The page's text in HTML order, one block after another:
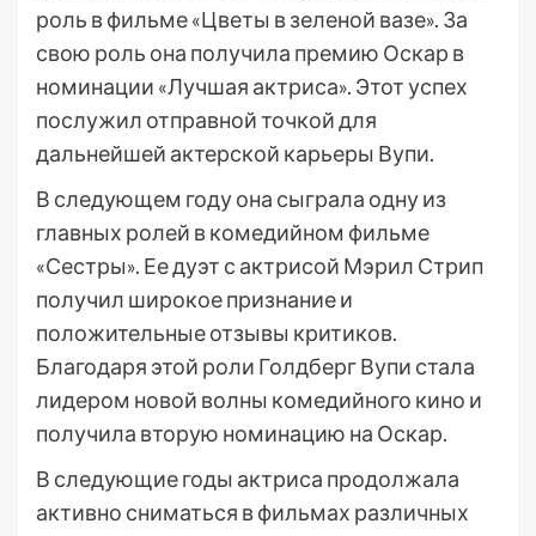
роль в фильме «Цветы в зеленой вазе». За
свою роль она получила премию Оскар в
номинации «Лучшая актриса». Этот успех
послужил отправной точкой для
дальнейшей актерской карьеры Вупи.
В следующем году она сыграла одну из
главных ролей в комедийном фильме
«Сестры». Ее дуэт с актрисой Мэрил Стрип
получил широкое признание и
положительные отзывы критиков.
Благодаря этой роли Голдберг Вупи стала
лидером новой волны комедийного кино и
получила вторую номинацию на Оскар.
В следующие годы актриса продолжала
активно сниматься в фильмах различных